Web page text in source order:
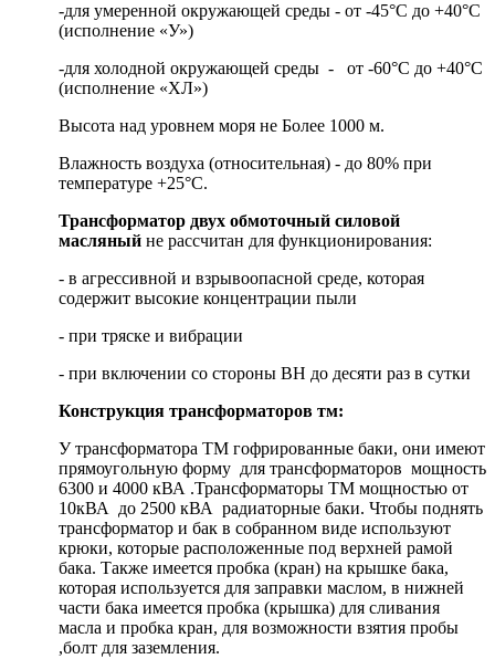
-для умеренной окружающей среды - от -45°С до +40°С
(исполнение «У»)
-для холодной окружающей среды - от -60°С до +40°С
(исполнение «ХЛ»)
Высота над уровнем моря не Более 1000 м.
Влажность воздуха (относительная) - до 80% при
температуре +25°С.
Трансформатор двух обмоточный силовой
масляныйне рассчитан для функционирования:
- в агрессивной и взрывоопасной среде, которая
содержит высокие концентрации пыли
- при тряске и вибрации
- при включении со стороны ВН до десяти раз в сутки
Конструкция трансформаторов тм:
У трансформатора ТМ гофрированные баки, они имеют
прямоугольную форму для трансформаторов мощность
6300 и 4000 кВА .Трансформаторы ТМ мощностью от
10кВА до 2500 кВА радиаторные баки. Чтобы поднять
трансформатор и бак в собранном виде используют
крюки, которые расположенные под верхней рамой
бака. Также имеется пробка (кран) на крышке бака,
которая используется для заправки маслом, в нижней
части бака имеется пробка (крышка) для сливания
масла и пробка кран, для возможности взятия пробы
,болт для заземления.